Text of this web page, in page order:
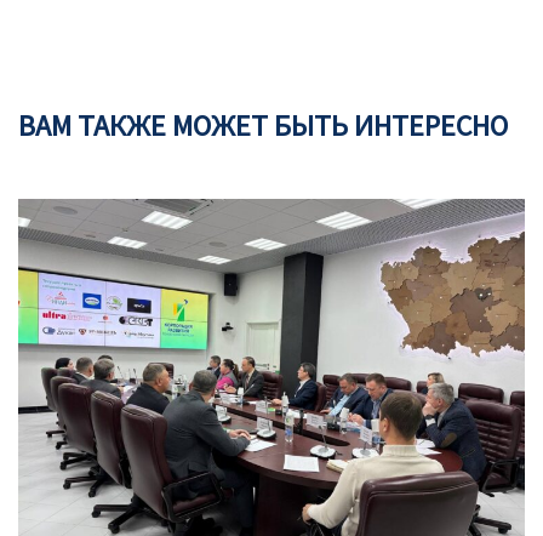
ВАМ ТАКЖЕ МОЖЕТ БЫТЬ ИНТЕРЕСНО